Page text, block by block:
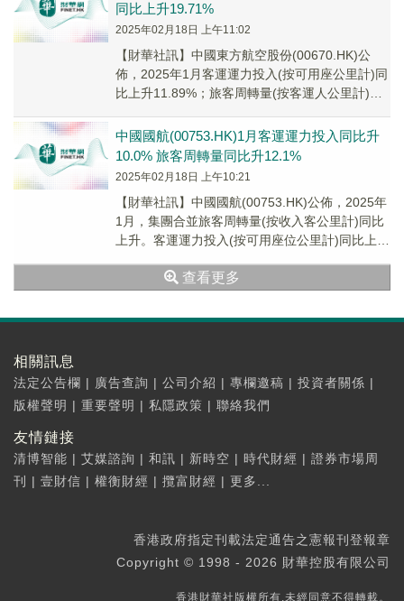
同比上升19.71%
2025年02月18日 上午11:02
【財華社訊】中國東方航空股份(00670.HK)公
佈，2025年1月客運運力投入(按可用座公里計)同
比上升11.89%；旅客周轉量(按客運人公里計)同
中國國航(00753.HK)1月客運運力投入同比升
10.0% 旅客周轉量同比升12.1%
2025年02月18日 上午10:21
【財華社訊】中國國航(00753.HK)公佈，2025年
1月，集團合並旅客周轉量(按收入客公里計)同比
上升。客運運力投入(按可用座位公里計)同比上升
查看更多
相關訊息
法定公告欄 | 廣告查詢 | 公司介紹 | 專欄邀稿 | 投資者關係 |
版權聲明 | 重要聲明 | 私隱政策 | 聯絡我們
友情鏈接
清博智能 | 艾媒諮詢 | 和訊 | 新時空 | 時代財經 | 證券市場周
刊
| 壹財信 | 權衡財經 | 攬富財經 | 更多...
香港政府指定刊載法定通告之憲報刊登報章
Copyright © 1998 - 2026 財華控股有限公司
香港財華社版權所有,未經同意不得轉載。